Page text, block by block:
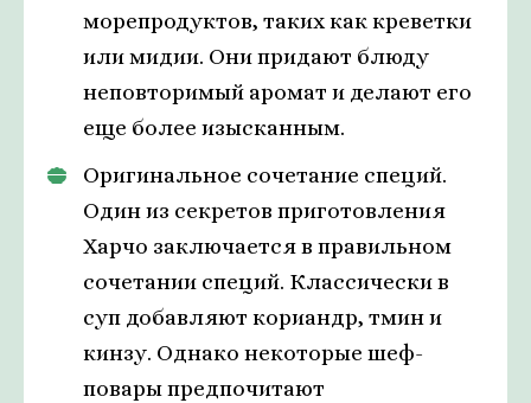
морепродуктов, таких как креветки
или мидии. Они придают блюду
неповторимый аромат и делают его
еще более изысканным.
Оригинальное сочетание специй.
Один из секретов приготовления
Харчо заключается в правильном
сочетании специй. Классически в
суп добавляют кориандр, тмин и
кинзу. Однако некоторые шеф-
повары предпочитают